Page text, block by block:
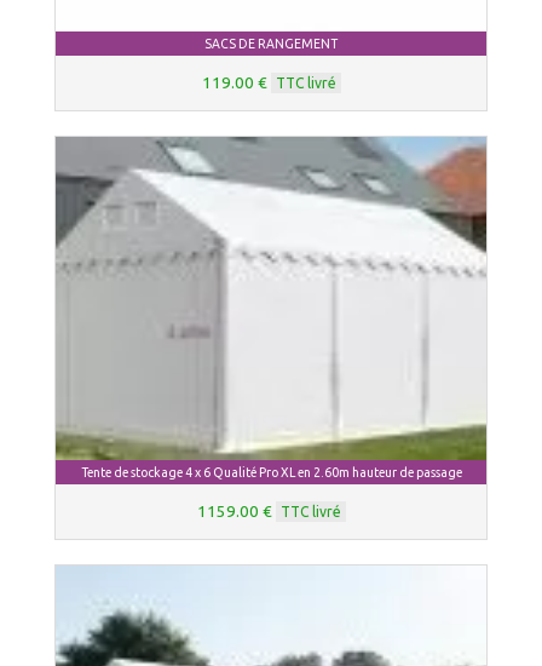
SACS DE RANGEMENT
119.00 € TTC livré
Tente de stockage 4 x 6 Qualité Pro XL en 2.60m hauteur de passage
1159.00 € TTC livré